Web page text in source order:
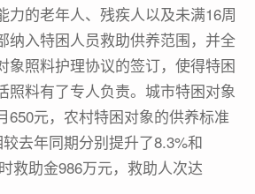
力的老年人、残疾人以及未满16周
纳入特困人员救助供养范围，并全
象照料护理协议的签订，使得特困
照料有了专人负责。城市特困对象
650元，农村特困对象的供养标准
去年同期分别提升了8.3%和
救助金986万元，救助人次达